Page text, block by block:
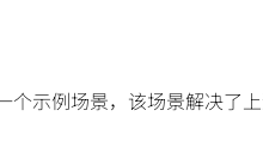
示例场景，该场景解决了上